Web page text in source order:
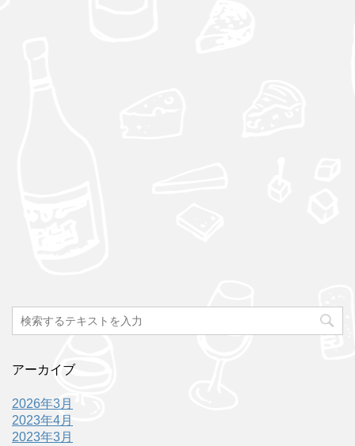
アーカイブ
2026年3月
2023年4月
2023年3月